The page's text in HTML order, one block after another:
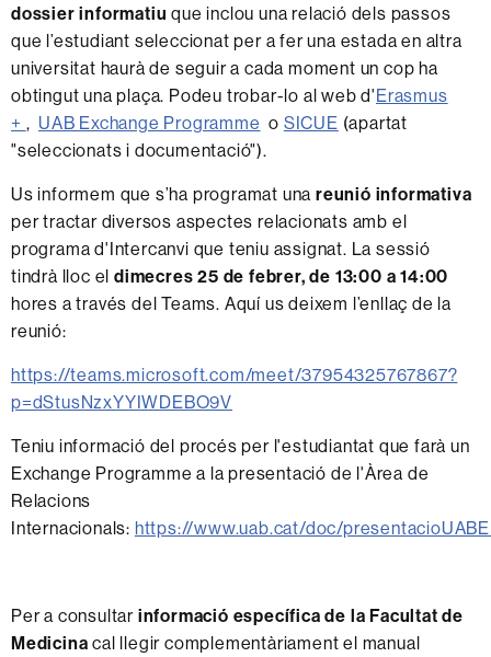
dossier informatiu que inclou una relació dels passos
que l’estudiant seleccionat per a fer una estada en altra
universitat haurà de seguir a cada moment un cop ha
obtingut una plaça. Podeu trobar-lo al web d'Erasmus
+ ,UAB Exchange Programme o SICUE (apartat
"seleccionats i documentació").
Us informem que s’ha programat una reunió informativa
per tractar diversos aspectes relacionats amb el
programa d'Intercanvi que teniu assignat. La sessió
tindrà lloc eldimecres 25 de febrer, de 13:00 a 14:00
hores a través del Teams. Aquí us deixem l’enllaç de la
reunió:
https://teams.microsoft.com/meet/37954325767867?
p=dStusNzxYYIWDEBO9V
Teniu informació del procés per l'estudiantat que farà un
Exchange Programme a la presentació de l'Àrea de
Relacions
Internacionals: https://www.uab.cat/doc/
Per a consultar informació específica de la Facultat de
Medicina cal llegir complementàriament el manual